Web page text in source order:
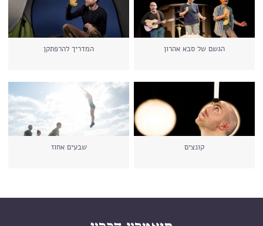
הגשם של סבא אהרון המדריך להרפתקן
קונצים שבעים אחוז